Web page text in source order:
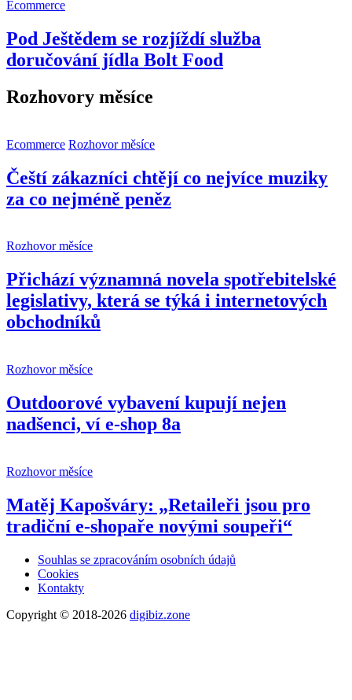
Ecommerce
Pod Ještědem se rozjíždí služba
doručování jídla Bolt Food
Rozhovory měsíce
Ecommerce Rozhovor měsíce
Čeští zákazníci chtějí co nejvíce muziky
za co nejméně peněz
Rozhovor měsíce
Přichází významná novela spotřebitelské
legislativy, která se týká i internetových
obchodníků
Rozhovor měsíce
Outdoorové vybavení kupují nejen
nadšenci, ví e-shop 8a
Rozhovor měsíce
Matěj Kapošváry: „Retaileři jsou pro
tradiční e-shopaře novými soupeři“
Souhlas se zpracováním osobních údajů
Cookies
Kontakty
Copyright © 2018-2026 digibiz.zone